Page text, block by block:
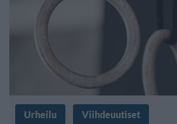
Urheilu Viihdeuutiset